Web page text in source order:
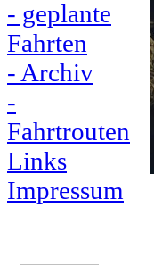
- geplante
Fahrten
- Archiv
-
Fahrtrouten
Links
Impressum